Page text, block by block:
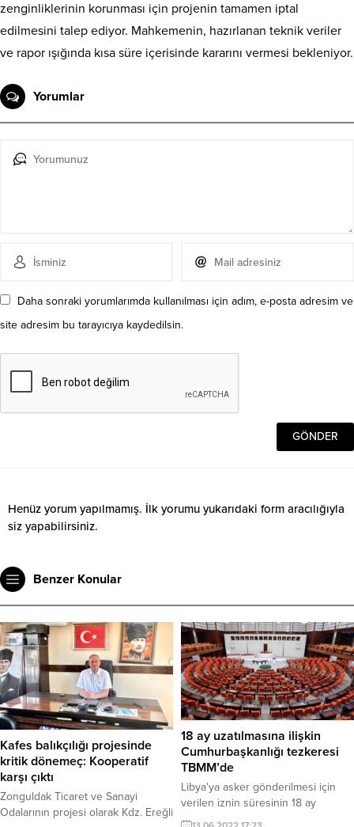
zenginliklerinin korunması için projenin tamamen iptal
edilmesini talep ediyor. Mahkemenin, hazırlanan teknik veriler
ve rapor ışığında kısa süre içerisinde kararını vermesi bekleniyor.
Yorumlar
Daha sonraki yorumlarımda kullanılması için adım, e-posta adresim ve
site adresim bu tarayıcıya kaydedilsin.
Henüz yorum yapılmamış. İlk yorumu yukarıdaki form aracılığıyla
siz yapabilirsiniz.
Benzer Konular
Kafes balıkçılığı projesinde
kritik dönemeç: Kooperatif
karşı çıktı
Zonguldak Ticaret ve Sanayi
Odalarının projesi olarak Kdz. Ereğli
18 ay uzatılmasına ilişkin
Cumhurbaşkanlığı tezkeresi
TBMM’de
Libya'ya asker gönderilmesi için
verilen iznin süresinin 18 ay
uzatılmasına ilişkin